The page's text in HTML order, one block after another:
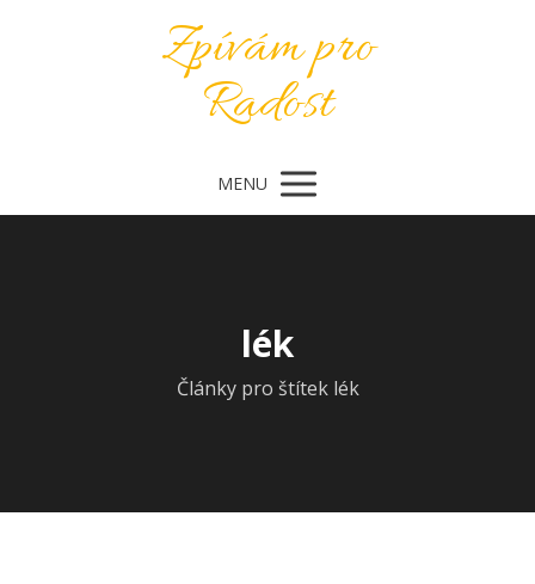
Zpívám pro
Radost
MENU
lék
Články pro štítek lék